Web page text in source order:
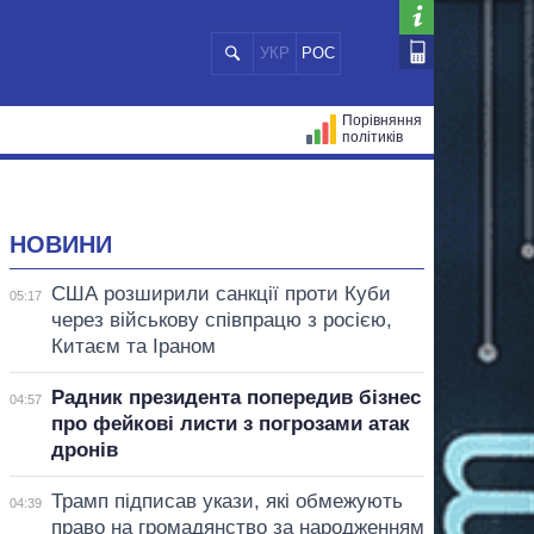
УКР РОС
Порівняння
політиків
НОВИНИ
05:17
США розширили санкції проти Куби
через військову співпрацю з росією,
Китаєм та Іраном
04:57
Радник президента попередив бізнес
про фейкові листи з погрозами атак
дронів
04:39
Трамп підписав укази, які обмежують
право на громадянство за народженням